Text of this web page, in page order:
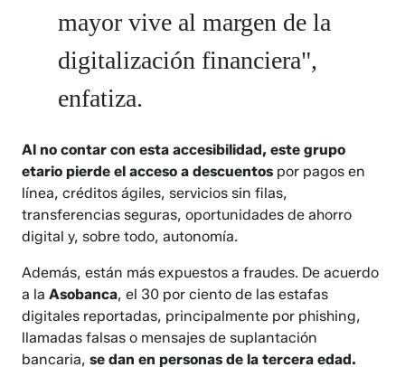
mayor vive al margen de la
digitalización financiera",
enfatiza.
Al no contar con esta accesibilidad, este grupo
etario pierde el acceso a descuentos por pagos en
línea, créditos ágiles, servicios sin filas,
transferencias seguras, oportunidades de ahorro
digital y, sobre todo, autonomía.
Además, están más expuestos a fraudes. De acuerdo
a laAsobanca, el 30 por ciento de las estafas
digitales reportadas, principalmente por phishing,
llamadas falsas o mensajes de suplantación
bancaria, se dan en personas de la tercera edad.